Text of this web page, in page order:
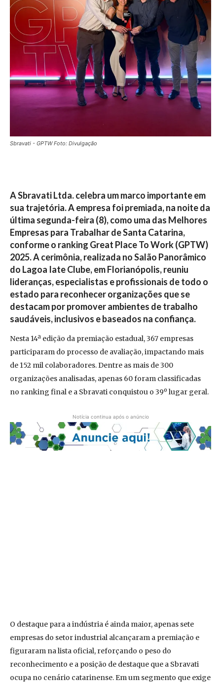
Sbravati - GPTW Foto: Divulgação
A Sbravati Ltda. celebra um marco importante em
sua trajetória. A empresa foi premiada, na noite da
última segunda-feira (8), como uma das Melhores
Empresas para Trabalhar de Santa Catarina,
conforme o ranking Great Place To Work (GPTW)
2025. A cerimônia, realizada no Salão Panorâmico
do Lagoa Iate Clube, em Florianópolis, reuniu
lideranças, especialistas e profissionais de todo o
estado para reconhecer organizações que se
destacam por promover ambientes de trabalho
saudáveis, inclusivos e baseados na confiança.
Nesta 14ª edição da premiação estadual, 367 empresas
participaram do processo de avaliação, impactando mais
de 152 mil colaboradores. Dentre as mais de 300
organizações analisadas, apenas 60 foram classificadas
no ranking final e a Sbravati conquistou o 39º lugar geral.
Notícia continua após o anúncio
O destaque para a indústria é ainda maior, apenas sete
empresas do setor industrial alcançaram a premiação e
figuraram na lista oficial, reforçando o peso do
reconhecimento e a posição de destaque que a Sbravati
ocupa no cenário catarinense. Em um segmento que exige